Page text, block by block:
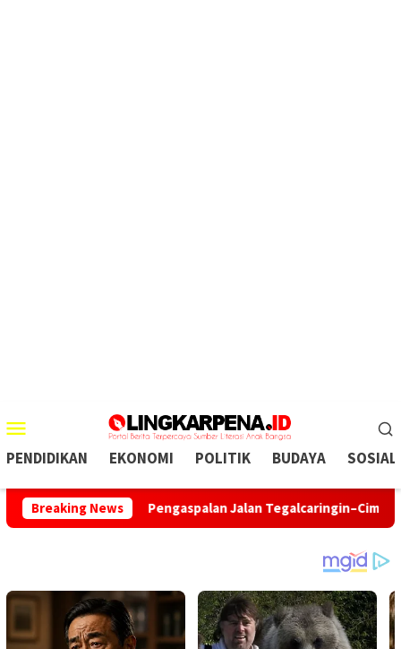
Mobile
PENDIDIKAN EKONOMI POLITIK BUDAYA SOSIAL
Breaking News
Pengaspalan Jalan Tegalcaringin–Cimarinjung